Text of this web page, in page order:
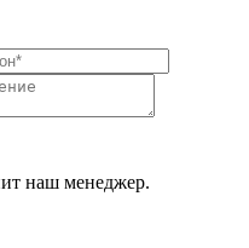
наш менеджер.